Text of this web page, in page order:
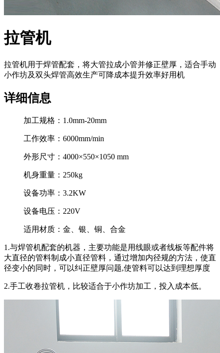
拉管机
拉管机用于焊管配套，将大管拉成小管并修正壁厚，适合手动
小作坊及双头焊管高效生产可降成本提升效率好用机
详细信息
加工规格： 1.0mm-20mm
工作效率： 6000mm/min
外形尺寸： 4000×550×1050 mm
机身重量： 250kg
设备功率： 3.2KW
设备电压： 220V
适用材质： 金、银、铜、合金
1.与焊管机配套的机器，主要功能是用线眼或者线板等配件将
大直径的管料制成小直径管料，通过增加内径规的方法，使直
径变小的同时，可以纠正壁厚问题,使管料可以达到理想厚度
2.手工收卷拉管机，比较适合于小作坊加工，投入成本低。